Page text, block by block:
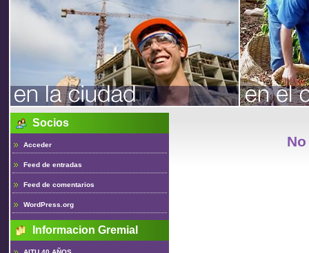
de
Inspectores
de Trabajo
del Uruguay
Socios
Acceder
Feed de entradas
Feed de comentarios
WordPress.org
Informacion Gremial